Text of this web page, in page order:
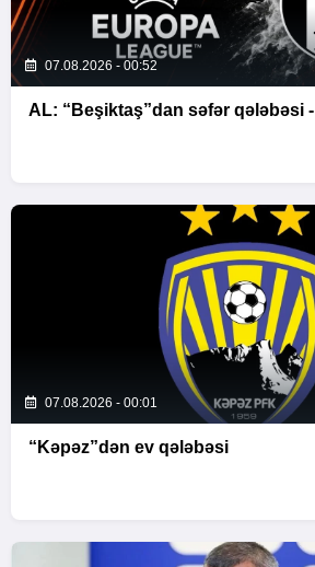
07.08.2026 - 00:52
AL: “Beşiktaş”dan səfər qələbəsi -
07.08.2026 - 00:01
“Kəpəz”dən ev qələbəsi